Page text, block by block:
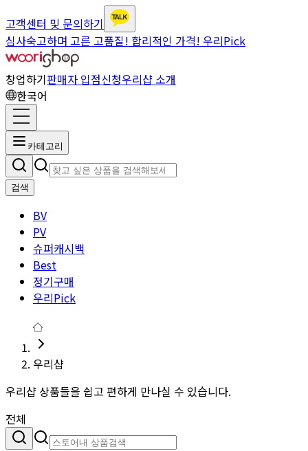
고객센터 및 문의하기
심사숙고하며 고른 고품질! 합리적인 가격! 우리Pick
창업하기판매자 입점신청우리샵 소개
한국어
카테고리
검색
BV
PV
슈퍼캐시백
Best
정기구매
우리Pick
우리샵
우리샵 상품들을 쉽고 편하게 만나실 수 있습니다.
전체